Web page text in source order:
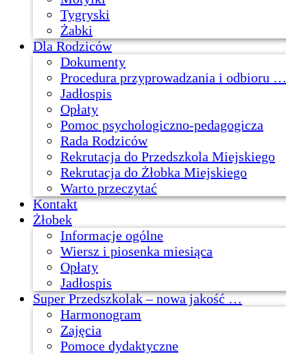
Tygryski
Żabki
Dla Rodziców
Dokumenty
Procedura przyprowadzania i odbioru …
Jadłospis
Opłaty
Pomoc psychologiczno-pedagogicza
Rada Rodziców
Rekrutacja do Przedszkola Miejskiego
Rekrutacja do Żłobka Miejskiego
Warto przeczytać
Kontakt
Żłobek
Informacje ogólne
Wiersz i piosenka miesiąca
Opłaty
Jadłospis
Super Przedszkolak – nowa jakość …
Harmonogram
Zajęcia
Pomoce dydaktyczne